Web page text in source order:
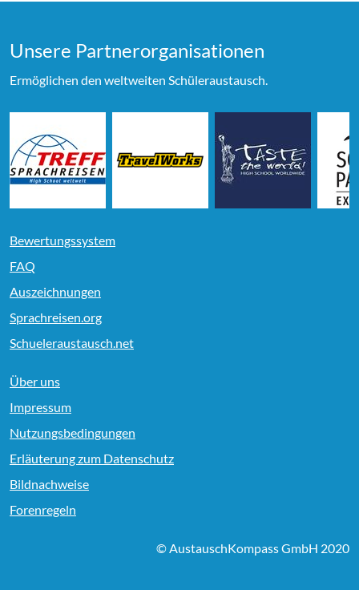
Unsere Partner­organi­sationen
Ermöglichen den weltweiten Schüleraustausch.
Bewertungssystem
FAQ
Auszeichnungen
Sprachreisen.org
Schueleraustausch.net
Über uns
Impressum
Nutzungsbedingungen
Erläuterung zum Datenschutz
Bildnachweise
Forenregeln
© AustauschKompass GmbH 2020